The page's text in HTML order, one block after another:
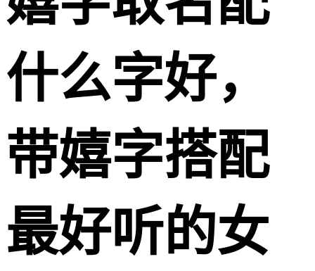
什么字好，
带嬉字搭配
最好听的女